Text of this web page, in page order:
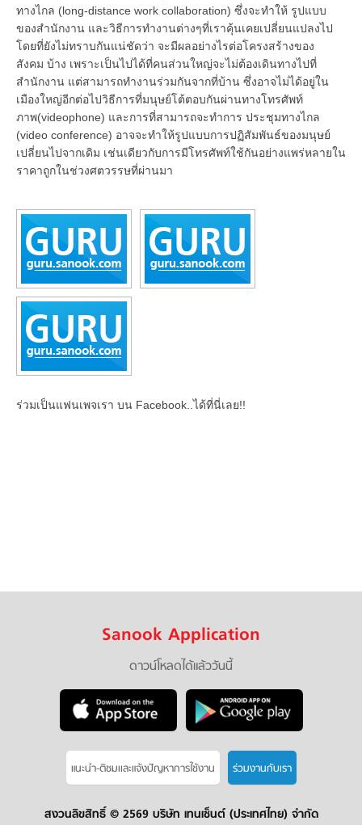
ทางไกล (long-distance work collaboration) ซึ่งจะทำให้ รูปแบบ
ของสำนักงาน และวิธีการทำงานต่างๆที่เราคุ้นเคยเปลี่ยนแปลงไป
โดยที่ยังไม่ทราบกันแน่ชัดว่า จะมีผลอย่างไรต่อโครงสร้างของ
สังคม บ้าง เพราะเป็นไปได้ที่คนส่วนใหญ่จะไม่ต้องเดินทางไปที่
สำนักงาน แต่สามารถทำงานร่วมกันจากที่บ้าน ซึ่งอาจไม่ได้อยู่ใน
เมืองใหญ่อีกต่อไปวิธีการที่มนุษย์โต้ตอบกันผ่านทางโทรศัพท์
ภาพ(videophone) และการที่สามารถจะทำการ ประชุมทางไกล
(video conference) อาจจะทำให้รูปแบบการปฏิสัมพันธ์ของมนุษย์
เปลี่ยนไปจากเดิม เช่นเดียวกับการมีโทรศัพท์ใช้กันอย่างแพร่หลายใน
ราคาถูกในช่วงศตวรรษที่ผ่านมา
ร่วมเป็นแฟนเพจเรา บน Facebook..ได้ที่นี่เลย!!
Sanook Application
ดาวน์โหลดได้แล้ววันนี้
แนะนำ-ติชมเเละแจ้งปัญหาการใช้งาน ร่วมงานกับเรา
สงวนลิขสิทธิ์ © 2569 บริษัท เทนเซ็นต์ (ประเทศไทย) จำกัด